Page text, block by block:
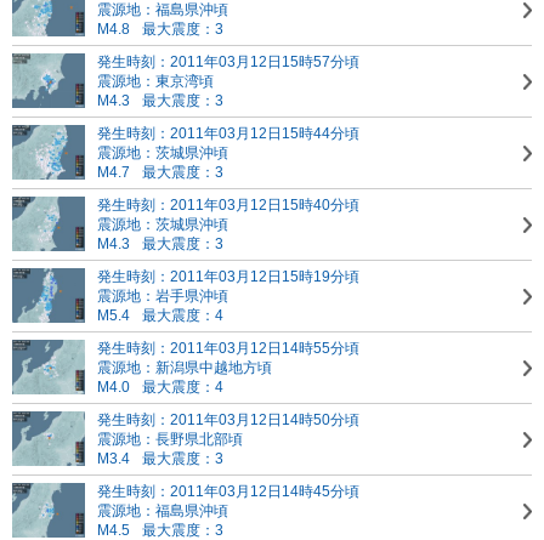
震源地：福島県沖頃
M4.8
最大震度：3
発生時刻：2011年03月12日15時57分頃
震源地：東京湾頃
M4.3
最大震度：3
発生時刻：2011年03月12日15時44分頃
震源地：茨城県沖頃
M4.7
最大震度：3
発生時刻：2011年03月12日15時40分頃
震源地：茨城県沖頃
M4.3
最大震度：3
発生時刻：2011年03月12日15時19分頃
震源地：岩手県沖頃
M5.4
最大震度：4
発生時刻：2011年03月12日14時55分頃
震源地：新潟県中越地方頃
M4.0
最大震度：4
発生時刻：2011年03月12日14時50分頃
震源地：長野県北部頃
M3.4
最大震度：3
発生時刻：2011年03月12日14時45分頃
震源地：福島県沖頃
M4.5
最大震度：3